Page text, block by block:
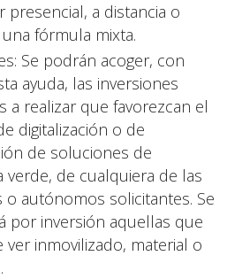
presencial, a distancia o
fórmula mixta.
Se podrán acoger, con
ayuda, las inversiones
a realizar que favorezcan el
digitalización o de
de soluciones de
verde, de cualquiera de las
o autónomos solicitantes. Se
por inversión aquellas que
ver inmovilizado, material o